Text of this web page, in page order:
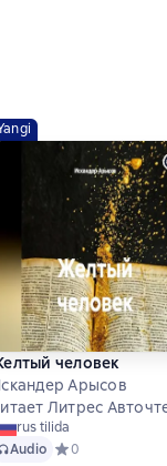
человек
Арысов
Литрес
rus tilida
Audio Средний
0